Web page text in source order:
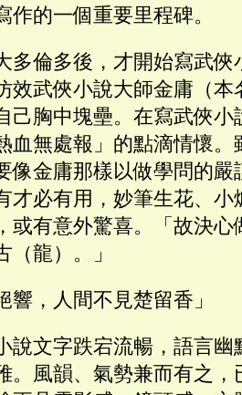
作的一個重要里程碑。
多倫多後，才開始寫武俠
效武俠小說大師金庸（本
己胸中塊壘。在寫武俠小
血無處報」的點滴情懷。
像金庸那樣以做學問的嚴
才必有用，妙筆生花、小
或有意外驚喜。「故決心
（龍）。」
響，人間不見楚留香」
說文字跌宕流暢，語言幽
。風韻、氣勢兼而有之，